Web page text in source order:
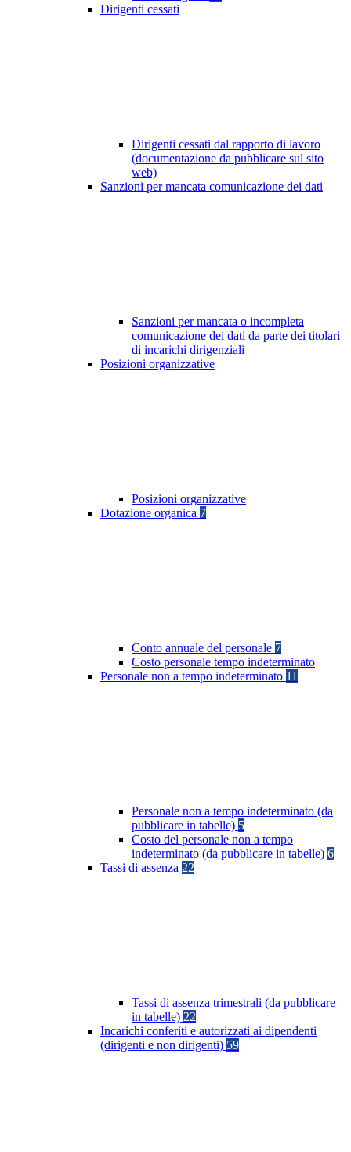
Dirigenti cessati
Dirigenti cessati dal rapporto di lavoro
(documentazione da pubblicare sul sito
web)
Sanzioni per mancata comunicazione dei dati
Sanzioni per mancata o incompleta
comunicazione dei dati da parte dei titolari
di incarichi dirigenziali
Posizioni organizzative
Posizioni organizzative
Dotazione organica 7
Conto annuale del personale 7
Costo personale tempo indeterminato
Personale non a tempo indeterminato 11
Personale non a tempo indeterminato (da
pubblicare in tabelle) 5
Costo del personale non a tempo
indeterminato (da pubblicare in tabelle) 6
Tassi di assenza 22
Tassi di assenza trimestrali (da pubblicare
in tabelle) 22
Incarichi conferiti e autorizzati ai dipendenti
(dirigenti e non dirigenti) 59